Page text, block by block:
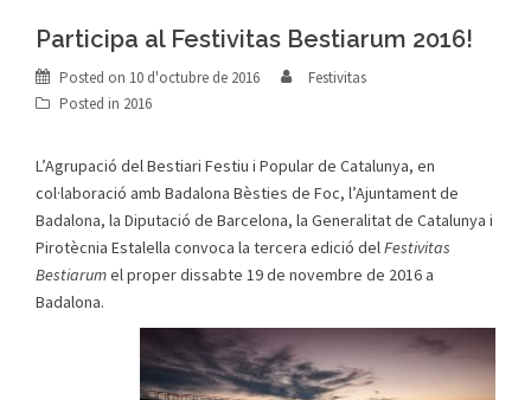
Participa al Festivitas Bestiarum 2016!
Posted on 10 d'octubre de 2016
Festivitas
Posted in 2016
L’Agrupació del Bestiari Festiu i Popular de Catalunya, en
col·laboració amb Badalona Bèsties de Foc, l’Ajuntament de
Badalona, la Diputació de Barcelona, la Generalitat de Catalunya i
Pirotècnia Estalella convoca la tercera edició delFestivitas
Bestiarumel proper dissabte 19 de novembre de 2016 a
Badalona.